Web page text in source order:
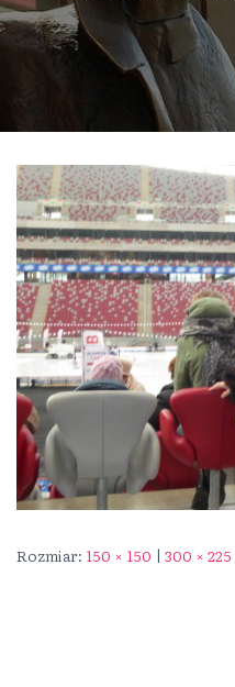
Rozmiar: 150 × 150 | 300 × 225